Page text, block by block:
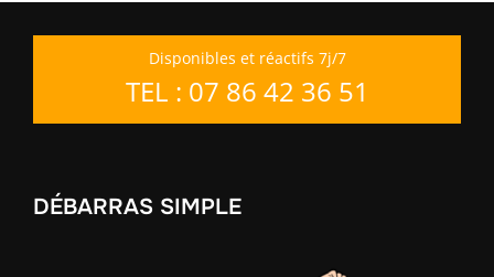
Disponibles et réactifs 7j/7
TEL : 07 86 42 36 51
DÉBARRAS SIMPLE